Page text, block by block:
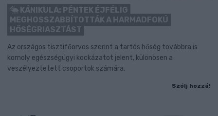
KÁNIKULA: PÉNTEK ÉJFÉLIG
MEGHOSSZABBÍTOTTÁK A HARMADFOKÚ
HŐSÉGRIASZTÁST
Az országos tisztifőorvos szerint a tartós hőség továbbra is
komoly egészségügyi kockázatot jelent, különösen a
veszélyeztetett csoportok számára.
Szólj hozzá!